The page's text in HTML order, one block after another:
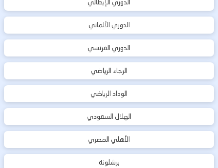
الدوري الألماني
الدوري الفرنسي
الرجاء الرياضي
الوداد الرياضي
الهلال السعودي
الأهلي المصري
برشلونة